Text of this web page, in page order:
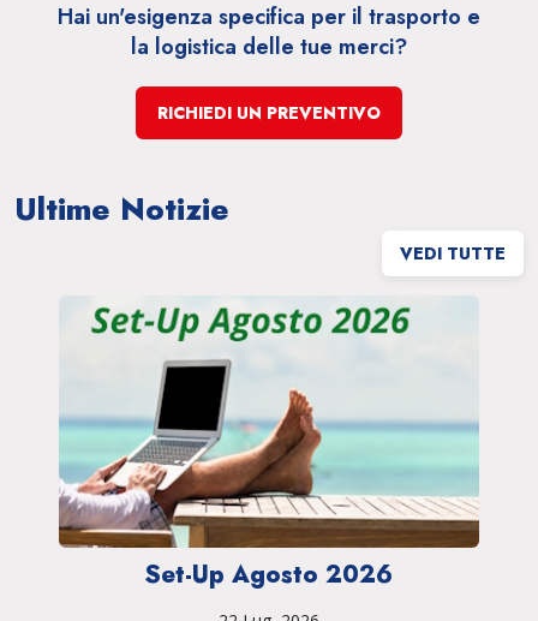
Hai un'esigenza specifica per il trasporto e
la logistica delle tue merci?
RICHIEDI UN PREVENTIVO
Ultime Notizie
VEDI TUTTE
Set-Up Agosto 2026